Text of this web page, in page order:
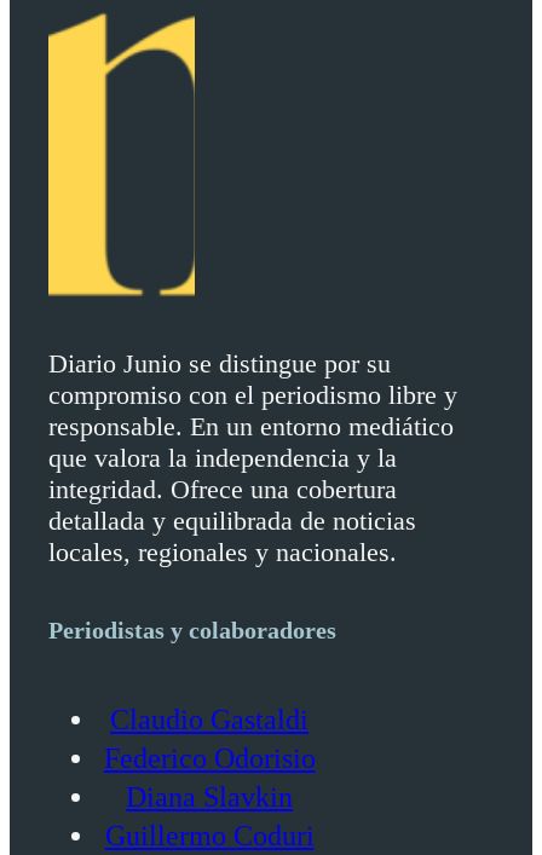
Diario Junio se distingue por su
compromiso con el periodismo libre y
responsable. En un entorno mediático
que valora la independencia y la
integridad. Ofrece una cobertura
detallada y equilibrada de noticias
locales, regionales y nacionales.
Periodistas y colaboradores
Claudio Gastaldi
Federico Odorisio
Diana Slavkin
Guillermo Coduri